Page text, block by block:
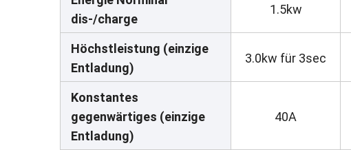
dis-/charge
1.5kw
Höchstleistung (einzige
Entladung)
3.0kw für 3sec
Konstantes
gegenwärtiges (einzige
Entladung)
40A